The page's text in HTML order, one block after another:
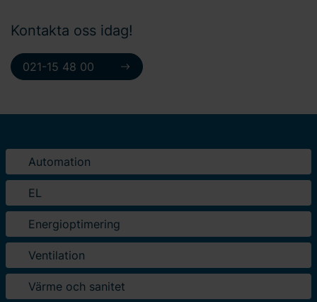
Kontakta oss idag!
021-15 48 00
Automation
EL
Energioptimering
Ventilation
Värme och sanitet